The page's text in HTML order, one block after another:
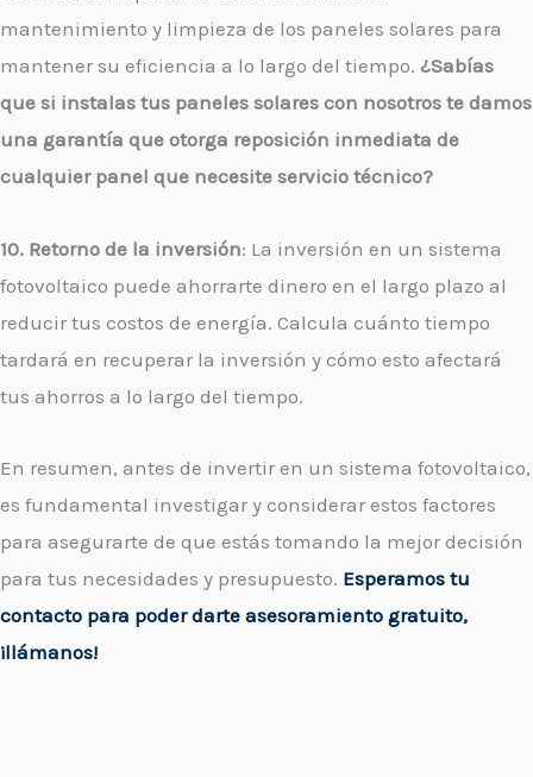
mantenimiento y limpieza de los paneles solares para
mantener su eficiencia a lo largo del tiempo. ¿Sabías
que si instalas tus paneles solares con nosotros te damos
una garantía que otorga reposición inmediata de
cualquier panel que necesite servicio técnico?
10. Retorno de la inversión: La inversión en un sistema
fotovoltaico puede ahorrarte dinero en el largo plazo al
reducir tus costos de energía. Calcula cuánto tiempo
tardará en recuperar la inversión y cómo esto afectará
tus ahorros a lo largo del tiempo.
En resumen, antes de invertir en un sistema fotovoltaico,
es fundamental investigar y considerar estos factores
para asegurarte de que estás tomando la mejor decisión
para tus necesidades y presupuesto. Esperamos tu
contacto para poder darte asesoramiento gratuito,
¡llámanos!